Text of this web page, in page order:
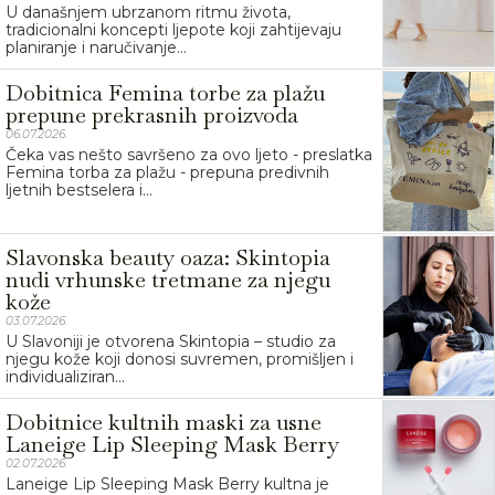
U današnjem ubrzanom ritmu života,
tradicionalni koncepti ljepote koji zahtijevaju
planiranje i naručivanje...
Dobitnica Femina torbe za plažu
prepune prekrasnih proizvoda
06.07.2026.
Čeka vas nešto savršeno za ovo ljeto - preslatka
Femina torba za plažu - prepuna predivnih
ljetnih bestselera i...
Slavonska beauty oaza: Skintopia
nudi vrhunske tretmane za njegu
kože
03.07.2026.
U Slavoniji je otvorena Skintopia – studio za
njegu kože koji donosi suvremen, promišljen i
individualiziran...
Dobitnice kultnih maski za usne
Laneige Lip Sleeping Mask Berry
02.07.2026.
Laneige Lip Sleeping Mask Berry kultna je